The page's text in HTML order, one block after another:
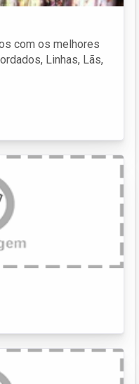
com os melhores
Linhas, Lãs,